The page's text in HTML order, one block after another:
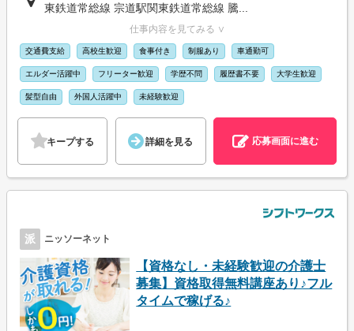
東鉄道常総線 宗道駅関東鉄道常総線 騰...
仕事内容を見てみる ∨
交通費支給 高校生歓迎 食事付き 制服あり 車通勤可
エルダー活躍中 フリーター歓迎 学歴不問 履歴書不要 大学生歓迎
髪型自由 外国人活躍中 未経験歓迎
キープする 詳細を見る 応募画面に進む
派 ニッソーネット
【資格なし・未経験歓迎の介護士
募集】資格取得無料講座あり♪フル
タイムで稼げる♪